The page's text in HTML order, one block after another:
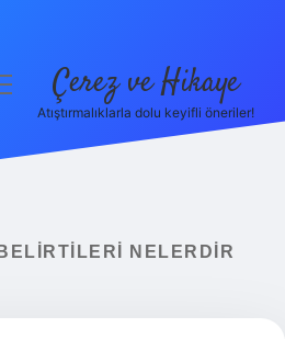
Çerez ve Hikaye
Atıştırmalıklarla dolu keyifli öneriler!
NELERDIR